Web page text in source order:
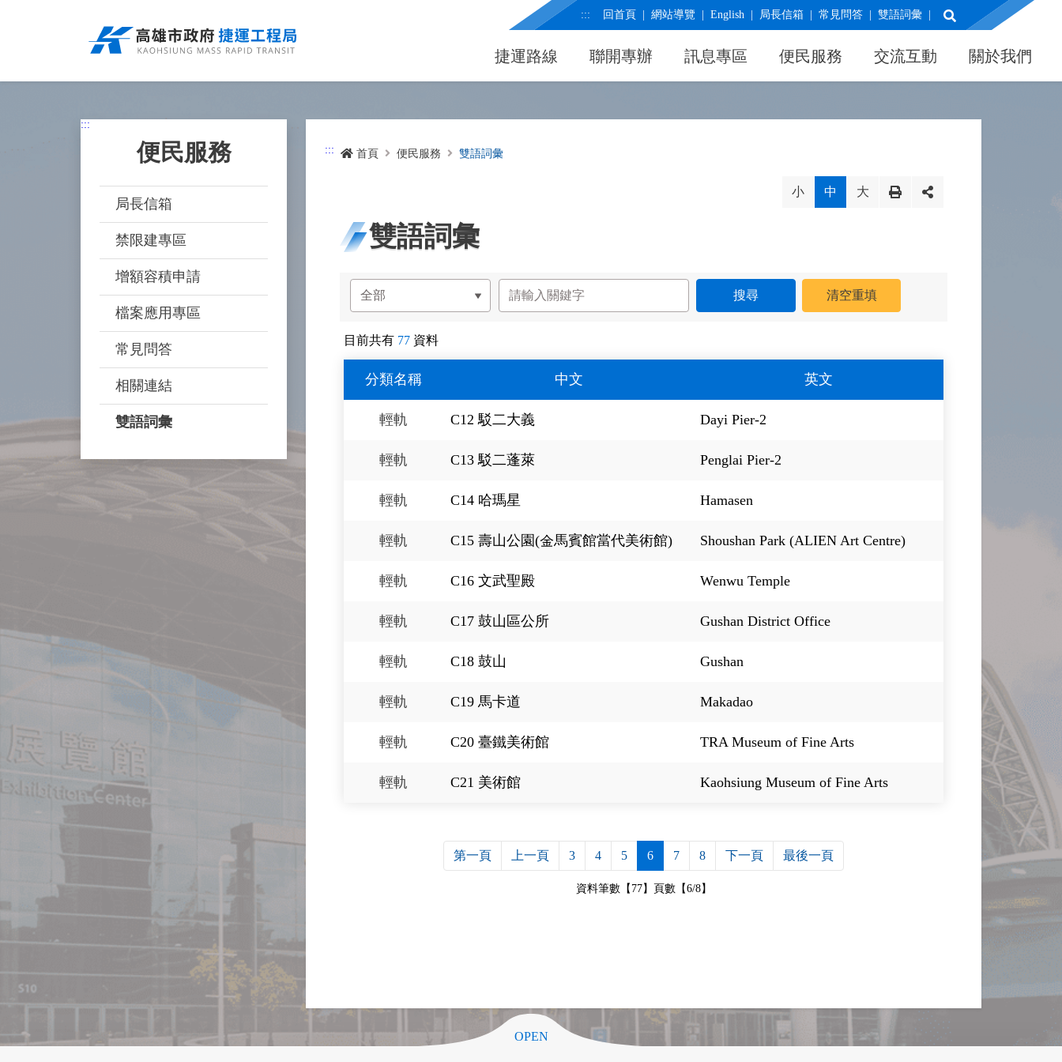
::: 回首頁 網站導覽 English 局長信箱 常見問答 雙語詞彙 展開搜尋
捷運路線 聯開專辦 訊息專區 便民服務 交流互動 關於我們
:::
便民服務
局長信箱
禁限建專區
增額容積申請
檔案應用專區
常見問答
相關連結
雙語詞彙
::: 首頁 便民服務 雙語詞彙
小 中 大
雙語詞彙
目前共有 77 資料
分類名稱 中文 英文
輕軌 C12 駁二大義 Dayi Pier-2
輕軌 C13 駁二蓬萊 Penglai Pier-2
輕軌 C14 哈瑪星 Hamasen
輕軌 C15 壽山公園(金馬賓館當代美術館) Shoushan Park (ALIEN Art Centre)
輕軌 C16 文武聖殿 Wenwu Temple
輕軌 C17 鼓山區公所 Gushan District Office
輕軌 C18 鼓山 Gushan
輕軌 C19 馬卡道 Makadao
輕軌 C20 臺鐵美術館 TRA Museum of Fine Arts
輕軌 C21 美術館 Kaohsiung Museum of Fine Arts
第一頁 上一頁 3 4 5 6 7 8 下一頁 最後一頁
資料筆數【77】頁數【6/8】
OPEN